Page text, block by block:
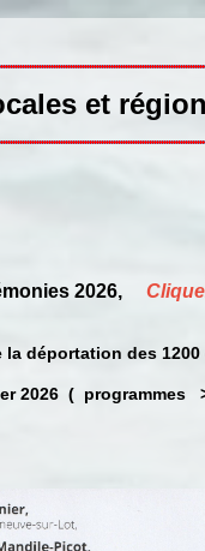
et
2026,
déportation des
2026 ( programmes